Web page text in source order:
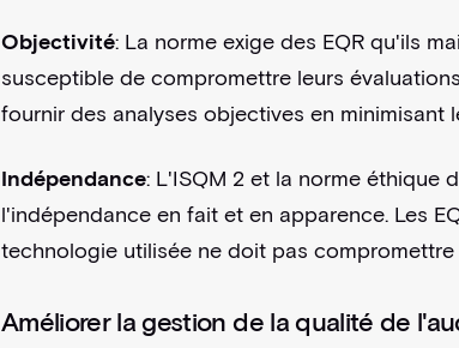
Objectivité: La norme exige des EQR qu'ils
susceptible de compromettre leurs
fournir des analyses objectives en minimisant
Indépendance: L'ISQM 2 et la norme éthique
l'indépendance en fait et en apparence. Les
technologie utilisée ne doit pas
Améliorer la gestion de la qualité de